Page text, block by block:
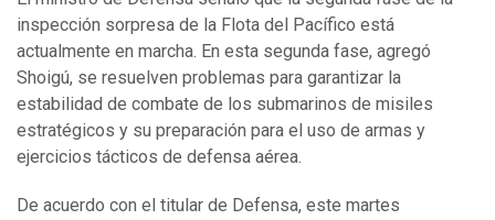
inspección sorpresa de la Flota del Pacífico está
actualmente en marcha. En esta segunda fase, agregó
Shoigú, se resuelven problemas para garantizar la
estabilidad de combate de los submarinos de misiles
estratégicos y su preparación para el uso de armas y
ejercicios tácticos de defensa aérea.
De acuerdo con el titular de Defensa, este martes